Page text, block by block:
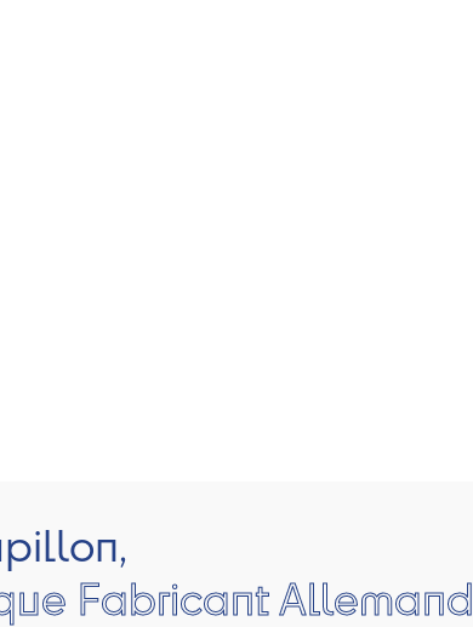
Fabricant Allemand